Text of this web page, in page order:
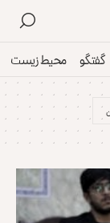
گفتگو محیط زیست